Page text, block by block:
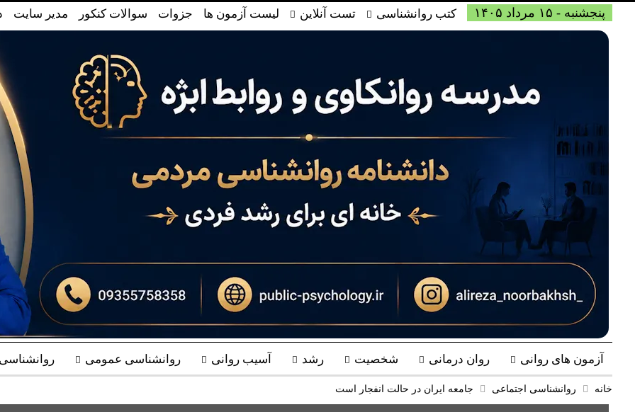
پنجشنبه - ۱۵ مرداد ۱۴۰۵ کتب روانشناسی تست آنلاین لیست آزمون ها جزوات سوالات کنکور مدیر سایت
آزمون های روانی روان درمانی شخصیت رشد آسیب روانی روانشناسی عمومی روانشناسی
خانه روانشناسی اجتماعی جامعه ایران در حالت انفجار است